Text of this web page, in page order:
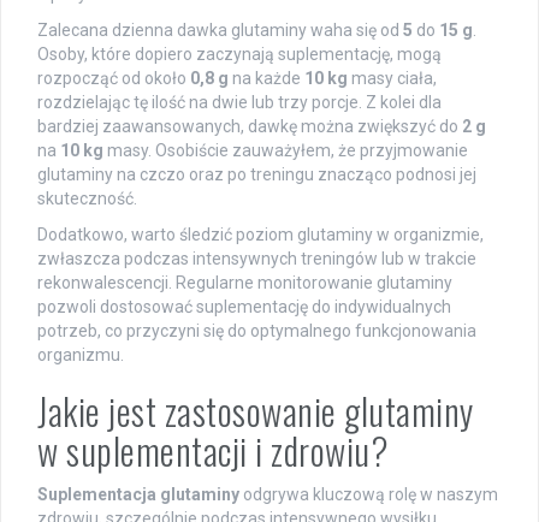
Zalecana dzienna dawka glutaminy waha się od 5 do 15 g
Osoby, które dopiero zaczynają suplementację, mogą
rozpocząć od około 0,8 g na każde 10 kg masy ciała,
rozdzielając tę ilość na dwie lub trzy porcje. Z kolei dla
bardziej zaawansowanych, dawkę można zwiększyć do 2 g
na 10 kg masy. Osobiście zauważyłem, że przyjmowanie
glutaminy na czczo oraz po treningu znacząco podnosi jej
skuteczność.
Dodatkowo, warto śledzić poziom glutaminy w organizmie,
zwłaszcza podczas intensywnych treningów lub w trakcie
rekonwalescencji. Regularne monitorowanie glutaminy
pozwoli dostosować suplementację do indywidualnych
potrzeb, co przyczyni się do optymalnego funkcjonowania
organizmu.
Jakie jest zastosowanie glutaminy
w suplementacji i zdrowiu?
Suplementacja glutaminy odgrywa kluczową rolę w naszym